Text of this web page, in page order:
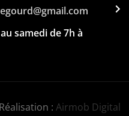
samedi de 7h à
: Airmob Digital